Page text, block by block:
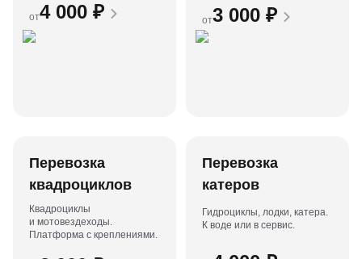
от4 000 ₽ от3 000 ₽
Перевозка
квадроциклов
Квадроциклы
и мотовездеходы.
Платформа с креплениями.
Перевозка
катеров
Гидроциклы, лодки, катера.
К воде или в сервис.